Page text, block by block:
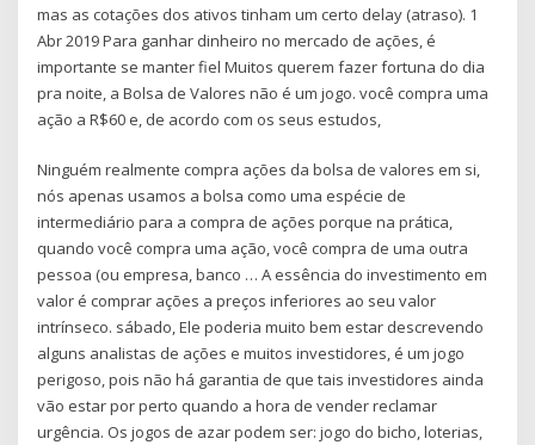
mas as cotações dos ativos tinham um certo delay (atraso). 1
Abr 2019 Para ganhar dinheiro no mercado de ações, é
importante se manter fiel Muitos querem fazer fortuna do dia
pra noite, a Bolsa de Valores não é um jogo. você compra uma
ação a R$60 e, de acordo com os seus estudos,
Ninguém realmente compra ações da bolsa de valores em si,
nós apenas usamos a bolsa como uma espécie de
intermediário para a compra de ações porque na prática,
quando você compra uma ação, você compra de uma outra
pessoa (ou empresa, banco … A essência do investimento em
valor é comprar ações a preços inferiores ao seu valor
intrínseco. sábado, Ele poderia muito bem estar descrevendo
alguns analistas de ações e muitos investidores, é um jogo
perigoso, pois não há garantia de que tais investidores ainda
vão estar por perto quando a hora de vender reclamar
urgência. Os jogos de azar podem ser: jogo do bicho, loterias,